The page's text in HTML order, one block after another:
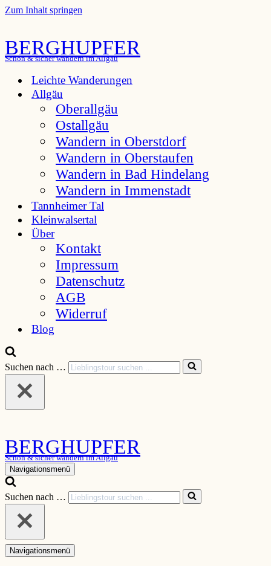
Zum Inhalt springen
BERGHUPFER
Schön & sicher wandern im Allgäu
Leichte Wanderungen
Allgäu
Oberallgäu
Ostallgäu
Wandern in Oberstdorf
Wandern in Oberstaufen
Wandern in Bad Hindelang
Wandern in Immenstadt
Tannheimer Tal
Kleinwalsertal
Über
Kontakt
Impressum
Datenschutz
AGB
Widerruf
Blog
Suchen nach …
BERGHUPFER
Schön & sicher wandern im Allgäu
Navigationsmenü
Suchen nach …
Navigationsmenü